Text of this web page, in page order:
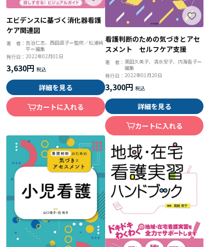
エビデンスに基づく消化器看護
ケア関連図
著 者：吉治仁志、西田直子＝監修／松浦純
平＝編集
発行日：2022年02月01日
3,630円
詳細を見る
カートに入れる
看護判断のための気づきとアセ
スメント セルフケア支援
著 者： 黒田久美子、清水安子、内海香子＝
編集
発行日： 2022年01月20日
3,300円
詳細を見る
カートに入れる